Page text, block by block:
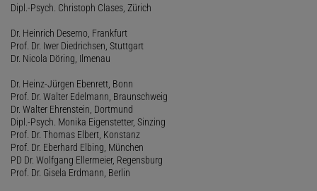
Dipl.-Psych. Christoph Clases, Zürich
Dr. Heinrich Deserno, Frankfurt
Prof. Dr. Iwer Diedrichsen, Stuttgart
Dr. Nicola Döring, Ilmenau
Dr. Heinz-Jürgen Ebenrett, Bonn
Prof. Dr. Walter Edelmann, Braunschweig
Dr. Walter Ehrenstein, Dortmund
Dipl.-Psych. Monika Eigenstetter, Sinzing
Prof. Dr. Thomas Elbert, Konstanz
Prof. Dr. Eberhard Elbing, München
PD Dr. Wolfgang Ellermeier, Regensburg
Prof. Dr. Gisela Erdmann, Berlin